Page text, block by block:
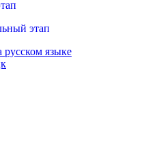
этап
русском языке